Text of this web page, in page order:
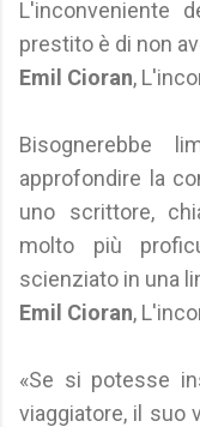
L'inconveniente
prestito è di non
Emil Cioran,
Bisognerebbe
approfondire la
uno scrittore,
molto più
scienziato in una
Emil Cioran,
«Se si potesse
viaggiatore, il suo